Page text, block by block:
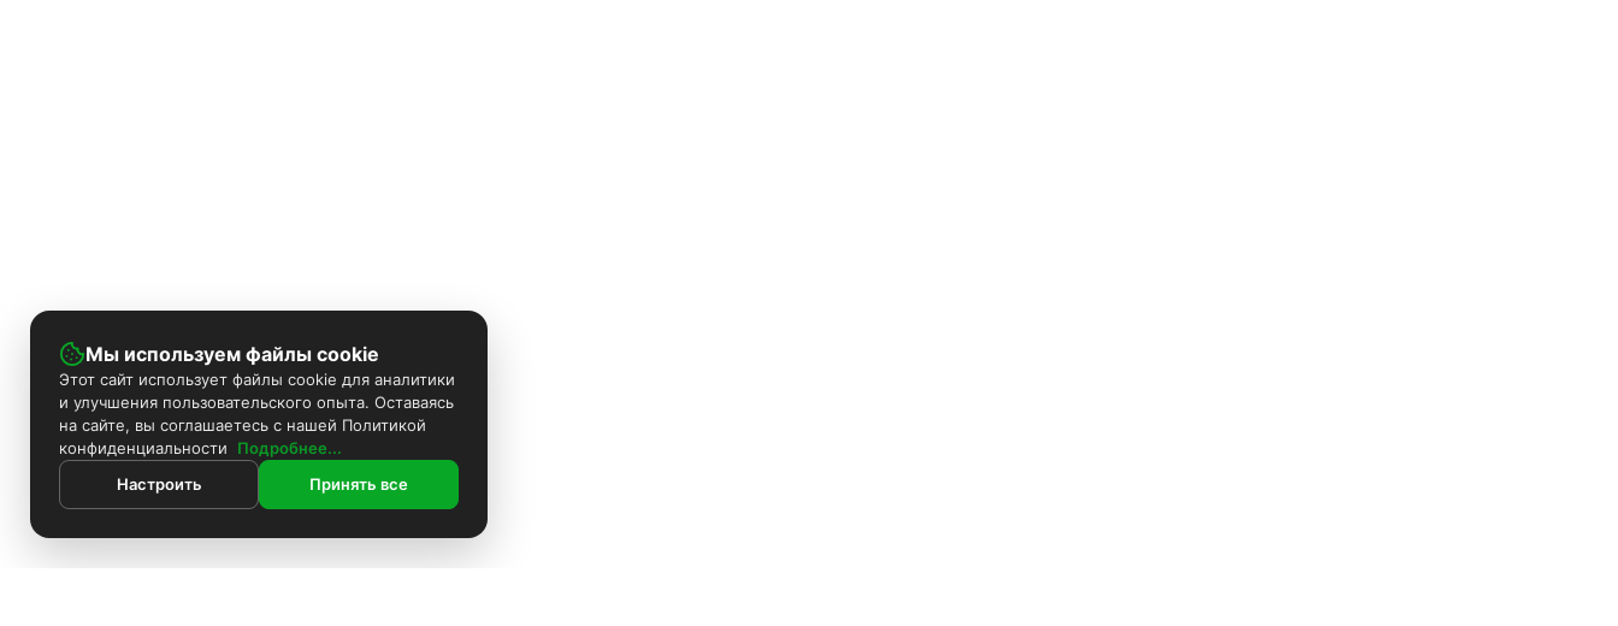
Мы используем файлы cookie
Этот сайт использует файлы cookie для аналитики
и улучшения пользовательского опыта. Оставаясь
на сайте, вы соглашаетесь с нашей Политикой
конфиденциальности
Подробнее...
Настроить
Принять все